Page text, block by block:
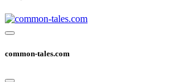
common-tales.com